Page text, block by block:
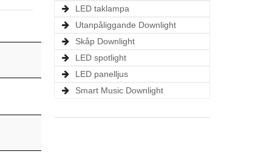
LED taklampa
Utanpåliggande Downlight
Skåp Downlight
LED spotlight
LED panelljus
Smart Music Downlight